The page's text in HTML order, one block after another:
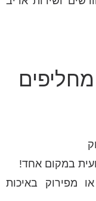
מנוע סאנגיונג XLV מחליפים
במקום אחד!
מפירוק באיכות